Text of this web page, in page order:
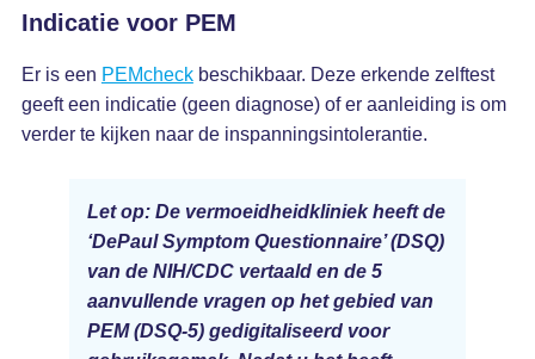
Indicatie voor PEM
Er is een PEMcheckbeschikbaar. Deze erkende zelftest
geeft een indicatie (geen diagnose) of er aanleiding is om
verder te kijken naar de inspanningsintolerantie.
Let op: De vermoeidheidkliniek heeft de
‘DePaul Symptom Questionnaire’ (DSQ)
van de NIH/CDC vertaald en de 5
aanvullende vragen op het gebied van
PEM (DSQ-5) gedigitaliseerd voor